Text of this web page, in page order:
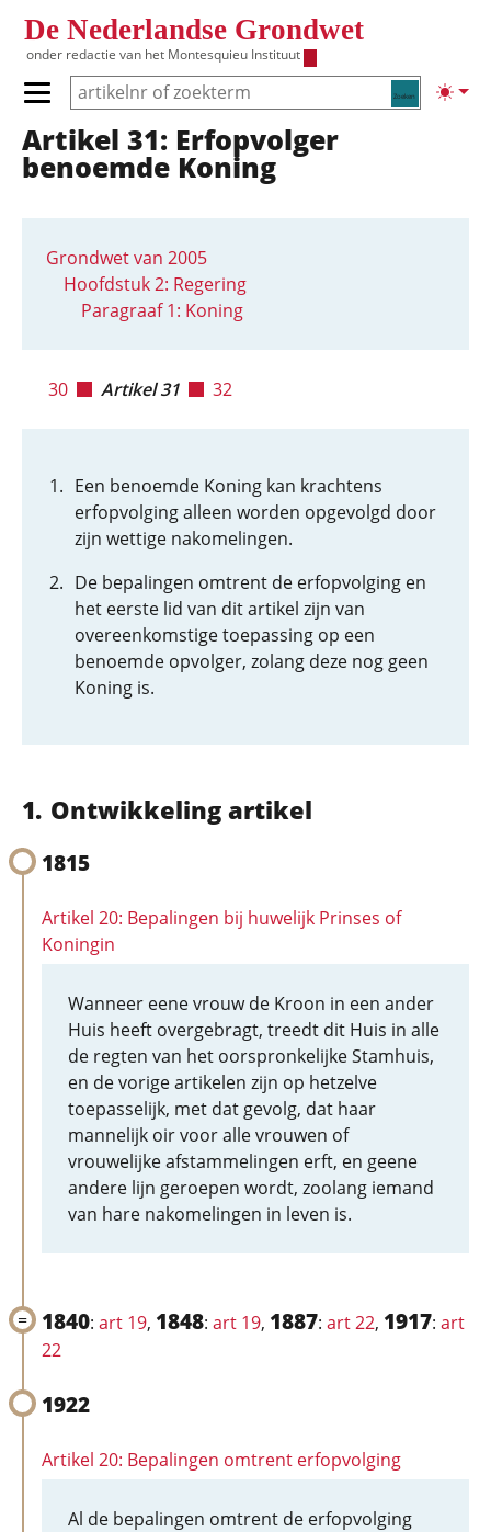
De Nederlandse Grondwet
onder redactie van het Montesquieu Instituut
Zoeken
Primair menu tonen/verbergen
Hoofdnavigatie
Artikel 31: Erfopvolger
benoemde Koning
Grondwet van 2005
Hoofdstuk 2: Regering
Paragraaf 1: Koning
30 Artikel 31 32
Een benoemde Koning kan krachtens
erfopvolging alleen worden opgevolgd door
zijn wettige nakomelingen.
De bepalingen omtrent de erfopvolging en
het eerste lid van dit artikel zijn van
overeenkomstige toepassing op een
benoemde opvolger, zolang deze nog geen
Koning is.
Ontwikkeling artikel
1815
Artikel 20: Bepalingen bij huwelijk Prinses of
Koningin
Wanneer eene vrouw de Kroon in een ander
Huis heeft overgebragt, treedt dit Huis in alle
de regten van het oorspronkelijke Stamhuis,
en de vorige artikelen zijn op hetzelve
toepasselijk, met dat gevolg, dat haar
mannelijk oir voor alle vrouwen of
vrouwelijke afstammelingen erft, en geene
andere lijn geroepen wordt, zoolang iemand
van hare nakomelingen in leven is.
1840: art 19, 1848: art 19, 1887: art 22, 1917: art
22
1922
Artikel 20: Bepalingen omtrent erfopvolging
Al de bepalingen omtrent de erfopvolging